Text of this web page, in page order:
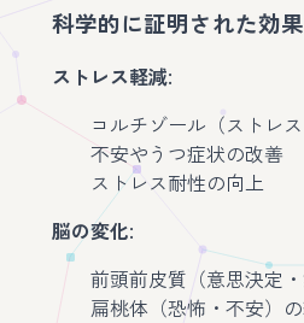
科学的に証明された効果
ストレス軽減:
コルチゾール（ストレ
不安やうつ症状の改善
ストレス耐性の向上
脳の変化:
前頭前皮質（意思決定
扁桃体（恐怖・不安）